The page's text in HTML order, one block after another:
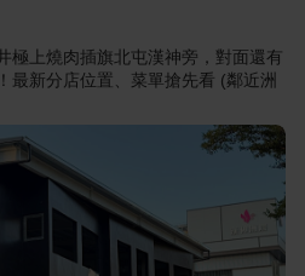
極上燒肉插旗北屯漢神旁，對面還有
最新分店位置、菜單搶先看 (鄰近洲